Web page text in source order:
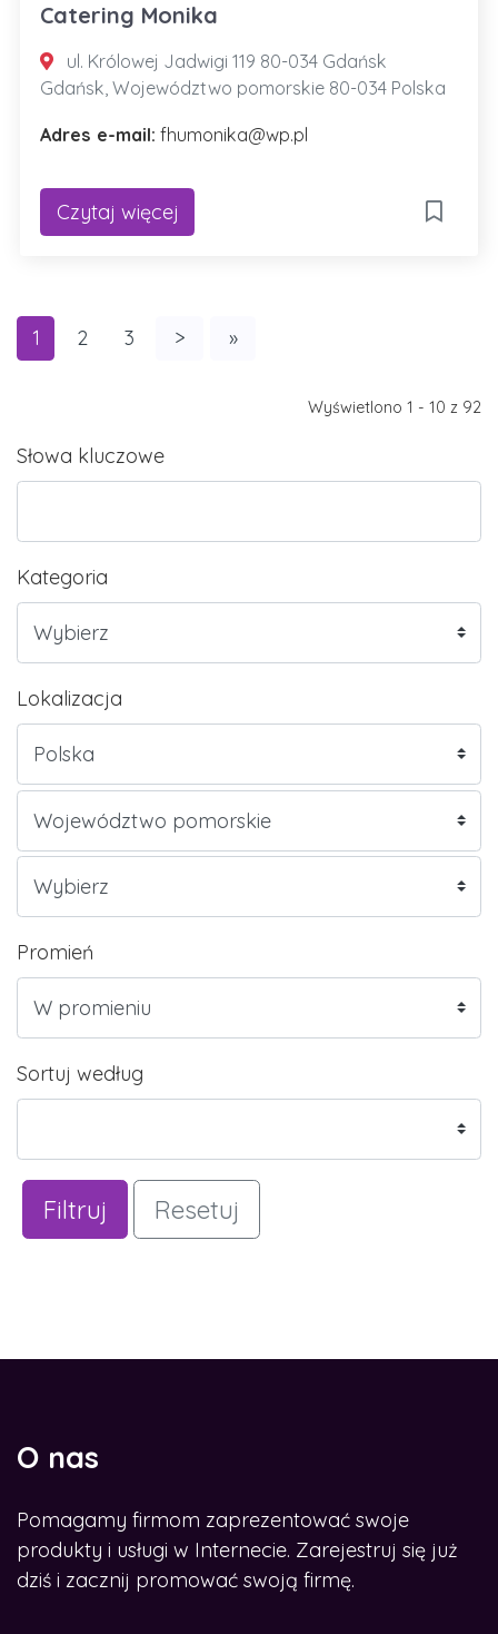
Słowa kluczowe
Kategoria
Lokalizacja
Promień
Sortuj według
Filtruj Resetuj
Catering Monika
ul. Królowej Jadwigi 119 80-034 Gdańsk
Gdańsk, Województwo pomorskie 80-034 Polska
Adres e-mail: fhumonika@wp.pl
Czytaj więcej
1 2 3 > »
Wyświetlono 1 - 10 z 92
O nas
Pomagamy firmom zaprezentować swoje
produkty i usługi w Internecie. Zarejestruj się już
dziś i zacznij promować swoją firmę.